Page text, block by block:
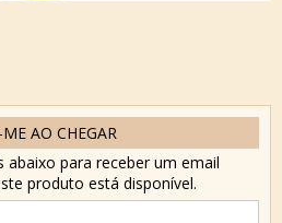
ME AO CHEGAR
abaixo para receber um email
produto está disponível.